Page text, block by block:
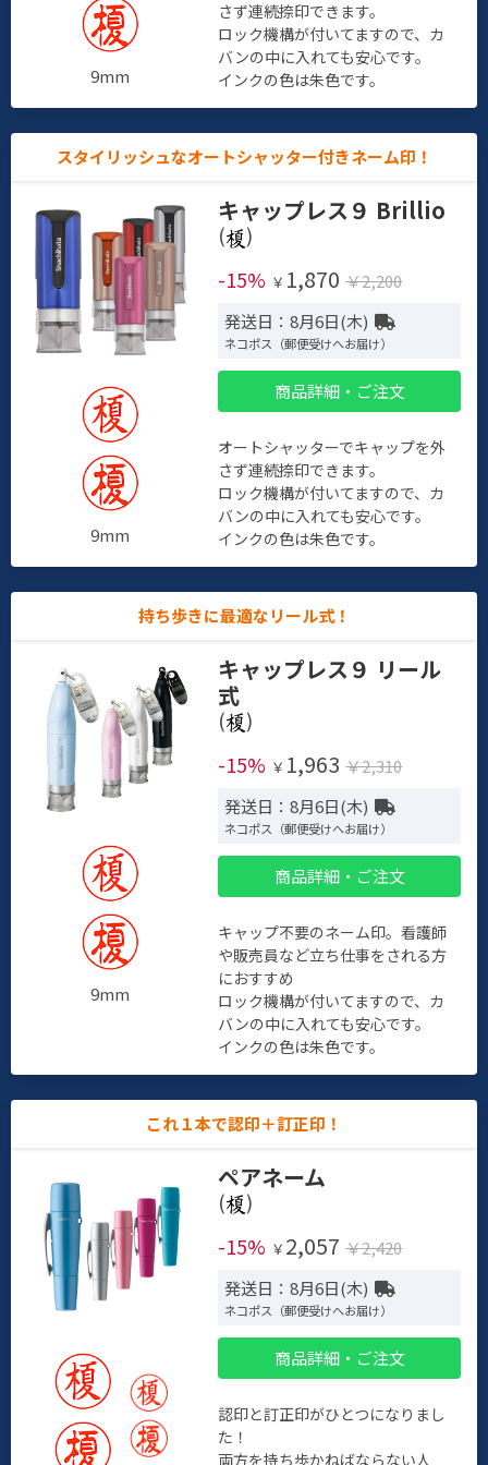
9mm
さず連続捺印できます。
ロック機構が付いてますので、カ
バンの中に入れても安心です。
インクの色は朱色です。
スタイリッシュなオートシャッター付きネーム印！
9mm
キャップレス９ Brillio
(
)
-15% ￥ 1,870 ￥2,200
発送日：8月6日(木)
ネコポス（郵便受けへお届け）
商品詳細・ご注文
オートシャッターでキャップを外
さず連続捺印できます。
ロック機構が付いてますので、カ
バンの中に入れても安心です。
インクの色は朱色です。
持ち歩きに最適なリール式！
9mm
キャップレス９ リール
式
(
)
-15% ￥ 1,963 ￥2,310
発送日：8月6日(木)
ネコポス（郵便受けへお届け）
商品詳細・ご注文
キャップ不要のネーム印。看護師
や販売員など立ち仕事をされる方
におすすめ
ロック機構が付いてますので、カ
バンの中に入れても安心です。
インクの色は朱色です。
これ１本で認印＋訂正印！
ペアネーム
(
)
-15% ￥ 2,057 ￥2,420
発送日：8月6日(木)
ネコポス（郵便受けへお届け）
商品詳細・ご注文
認印と訂正印がひとつになりまし
た！
両方を持ち歩かねばならない人